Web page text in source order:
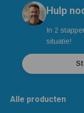
Hulp
In 2
situatie!
Alle producten